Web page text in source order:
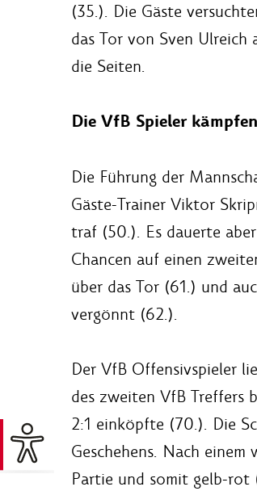
(35.). Die Gäste
das Tor von Sven Ulreich
die Seiten.
Die VfB Spieler
Die Führung der
Gäste-Trainer Viktor
traf (50.). Es dauerte
Chancen auf einen
über das Tor (61.) und
vergönnt (62.).
Der VfB Offensivspieler
des zweiten VfB Treffers
2:1 einköpfte (70.). Die
Geschehens. Nach
Partie und somit gelb-rot